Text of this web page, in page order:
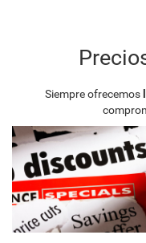
Siempre ofrecemos